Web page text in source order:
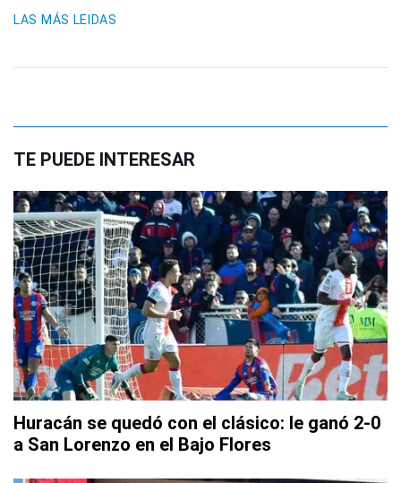
LAS MÁS LEIDAS
TE PUEDE INTERESAR
Huracán se quedó con el clásico: le ganó 2-0
a San Lorenzo en el Bajo Flores